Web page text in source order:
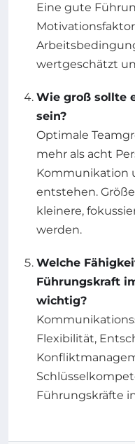
Eine gute
wertgeschätzt
Wie groß sollte
sein?
Optimale
mehr als acht
Kommunikation
entstehen.
kleinere,
werden.
Welche
Führungskraft
wichtig?
Flexibilität,
Führungskräfte